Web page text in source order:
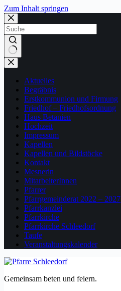
Zum Inhalt springen
Keine
Ergebnisse
Aktuelles
Begräbnis
Erstkommunion und Firmung
Friedhof – Friedhofsordnung
Haus Betanien
Hochzeit
Impressum
Kapellen
Kapellen und Bildstöcke
Kontakt
Mesnerin
MitarbeiterInnen
Pfarrer
Pfarrgemeinderat 2022 – 2027
Pfarrkanzlei
Pfarrkirche
Pfarrkirche Schleedorf
Taufe
Veranstaltungskalender
Gemeinsam beten und feiern.